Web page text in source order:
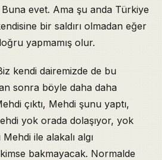
evet. Ama şu anda Türkiye
bir saldırı olmadan eğer
yapmamış olur.
kendi dairemizde de bu
sonra böyle daha daha
çıktı, Mehdi şunu yaptı,
yok orada dolaşıyor, yok
ile alakalı algı
bakmayacak. Normalde